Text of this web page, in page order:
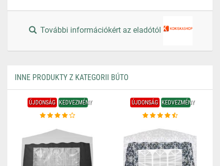
További információkért az eladótól
INNE PRODUKTY Z KATEGORII BÚTO
ÚJDONSÁG KEDVEZMÉNY ÚJDONSÁG KEDVEZMÉNY